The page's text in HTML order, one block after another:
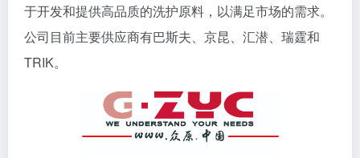
于开发和提供高品质的洗护原料，以满足市场的需求。
公司目前主要供应商有巴斯夫、京昆、汇潜、瑞霆和
TRIK。